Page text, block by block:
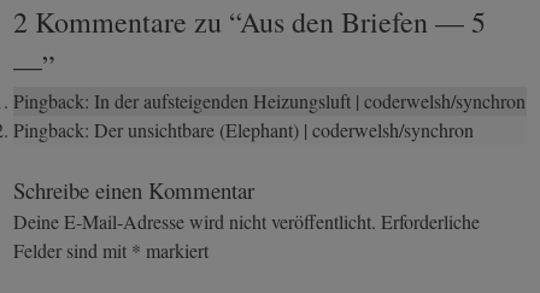
2 Kommentare zu “Aus den Briefen — 5
—”
Pingback: In der aufsteigenden Heizungsluft | coderwelsh/synchron
Pingback:Der unsichtbare (Elephant) | coderwelsh/synchron
Schreibe einen Kommentar
Deine E-Mail-Adresse wird nicht veröffentlicht. Erforderliche
Felder sind mit * markiert